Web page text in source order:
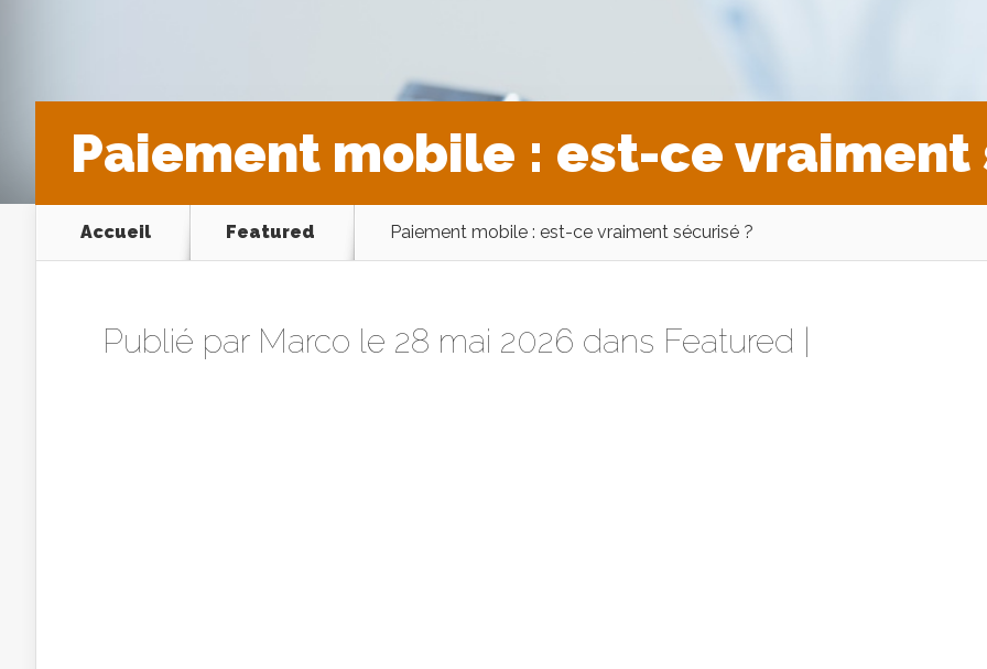
Paiement mobile : est-ce vraiment
Accueil Featured Paiement mobile : est-ce vraiment sécurisé ?
Publié par Marco le 28 mai 2026 dans Featured